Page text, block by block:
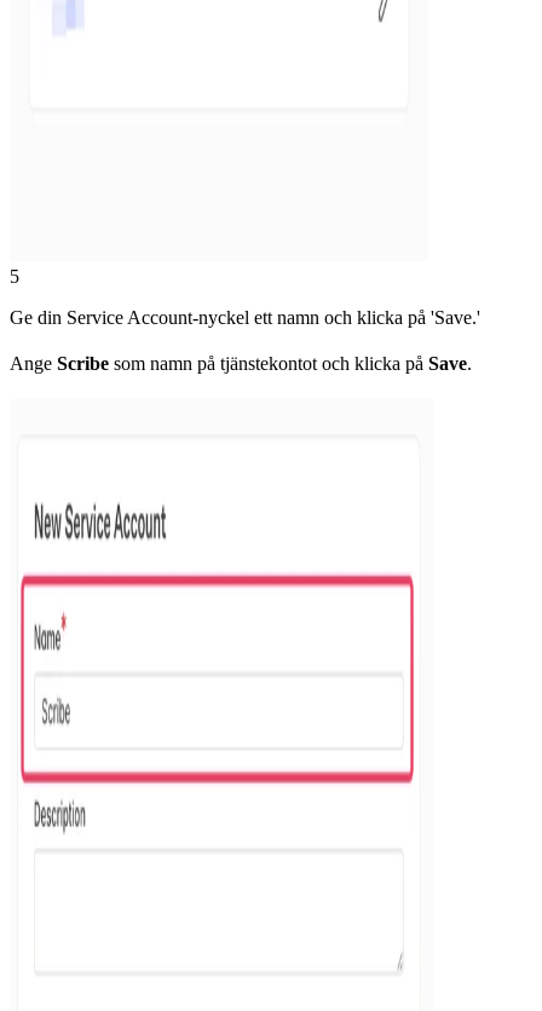
5
Ge din Service Account-nyckel ett namn och klicka på 'Save.'
Ange Scribe som namn på tjänstekontot och klicka på Save.